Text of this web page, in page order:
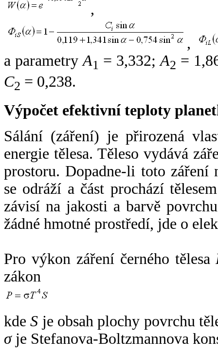
,
,
a parametryA1 = 3,332;A2 =
C2 = 0,238.
Výpočet efektivní teploty
Sálání (záření) je přirozená
energie tělesa. Těleso vydává
prostoru. Dopadne-li toto záření
se odráží a část prochází
závisí na jakosti a barvě
žádné hmotné prostředí, jde o
Pro výkon záření černého tělesa
zákon
kdeS je obsah plochy povrchu
σje Stefanova-Boltzmannova